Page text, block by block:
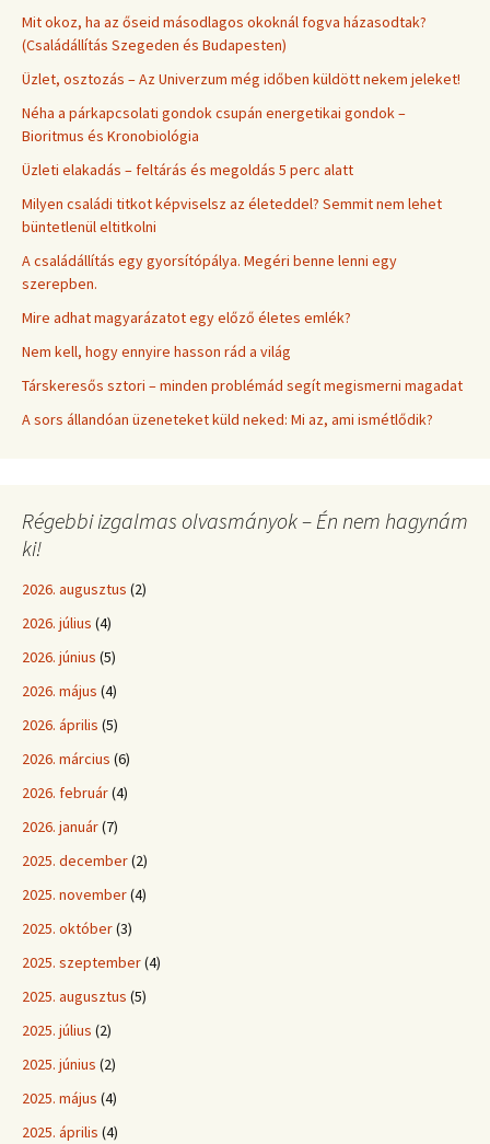
Mit okoz, ha az őseid másodlagos okoknál fogva házasodtak?
(Családállítás Szegeden és Budapesten)
Üzlet, osztozás – Az Univerzum még időben küldött nekem jeleket!
Néha a párkapcsolati gondok csupán energetikai gondok –
Bioritmus és Kronobiológia
Üzleti elakadás – feltárás és megoldás 5 perc alatt
Milyen családi titkot képviselsz az életeddel? Semmit nem lehet
büntetlenül eltitkolni
A családállítás egy gyorsítópálya. Megéri benne lenni egy
szerepben.
Mire adhat magyarázatot egy előző életes emlék?
Nem kell, hogy ennyire hasson rád a világ
Társkeresős sztori – minden problémád segít megismerni magadat
A sors állandóan üzeneteket küld neked: Mi az, ami ismétlődik?
Régebbi izgalmas olvasmányok – Én nem hagynám
ki!
2026. augusztus (2)
2026. július (4)
2026. június (5)
2026. május (4)
2026. április (5)
2026. március (6)
2026. február(4)
2026. január(7)
2025. december(2)
2025. november(4)
2025. október(3)
2025. szeptember(4)
2025. augusztus (5)
2025. július (2)
2025. június (2)
2025. május (4)
2025. április (4)